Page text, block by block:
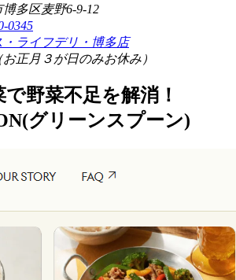
多区麦野6-9-12
0345
ライフデリ・博多店
正月３が日のみお休み）
野菜不足を解消！
グリーンスプーン)